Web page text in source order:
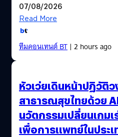
07/08/2026
Read More
ทีมคอนเทนต์ BT| 2 hours ago
หัวเว่ยเดินหน้าปฏิวัติ
สาธารณสุขไทยด้วย
นวัตกรรมเปลี่ยนเกมเ
เพื่อการแพทย์ในประเ